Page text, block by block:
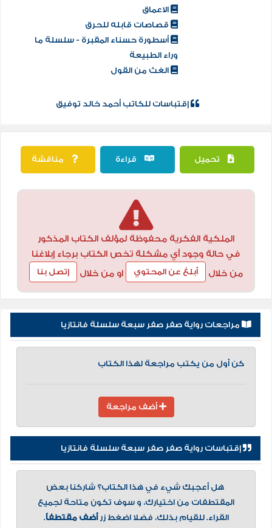
الاعماق
قصاصات قابله للحرق
أسطورة حسناء المقبرة - سلسلة ما
وراء الطبيعة
الغث من القول
إقتباسات للكاتب أحمد خالد توفيق
تحميل قراءة مناقشة
الملكية الفكرية محفوظة لمؤلف الكتاب المذكور
في حالة وجود أي مشكلة تخص الكتاب برجاء إبلاغنا
من خلال
أبلغ عن المحتوي او من خلال إتصل بنا
مراجعات رواية صفر صفر سبعة سلسلة فانتازيا
كن أول من يكتب مراجعة لهذا الكتاب
أضف مراجعة
إقتباسات رواية صفر صفر سبعة سلسلة فانتازيا
هل أعجبك شيء في هذا الكتاب؟ شاركنا بعض
المقتطفات من اختيارك، و سوف تكون متاحة لجميع
القراء. للقيام بذلك، فضلا اضغط زرأضف مقتطفاً.